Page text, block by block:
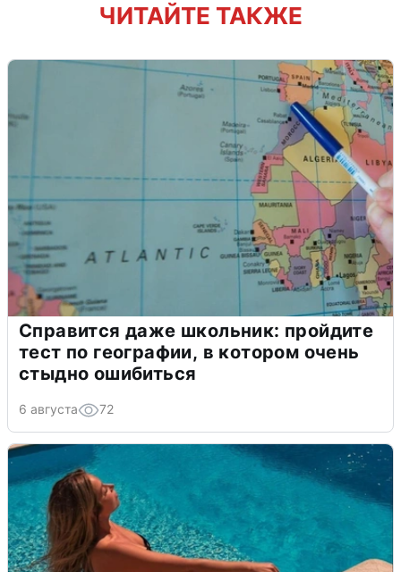
ЧИТАЙТЕ ТАКЖЕ
Справится даже школьник: пройдите
тест по географии, в котором очень
стыдно ошибиться
6 августа 72